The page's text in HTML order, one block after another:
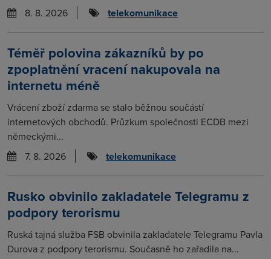
8. 8. 2026
telekomunikace
Téměř polovina zákazníků by po
zpoplatnění vracení nakupovala na
internetu méně
Vrácení zboží zdarma se stalo běžnou součástí
internetových obchodů. Průzkum společnosti ECDB mezi
německými...
7. 8. 2026
telekomunikace
Rusko obvinilo zakladatele Telegramu z
podpory terorismu
Ruská tajná služba FSB obvinila zakladatele Telegramu Pavla
Durova z podpory terorismu. Současně ho zařadila na...